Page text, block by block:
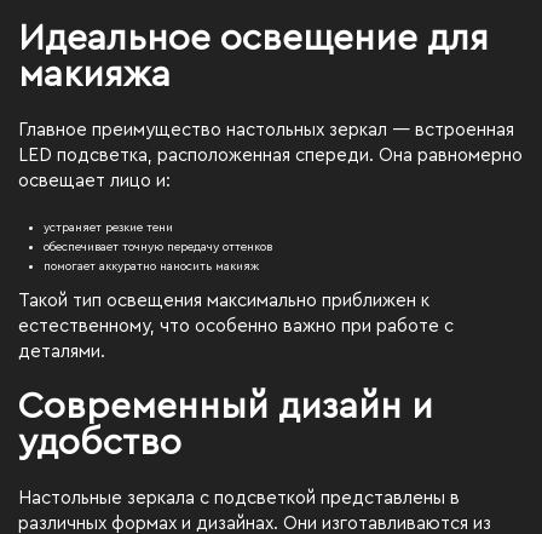
Идеальное освещение для
макияжа
Главное преимущество настольных зеркал — встроенная
LED подсветка, расположенная спереди. Она равномерно
освещает лицо и:
устраняет резкие тени
обеспечивает точную передачу оттенков
помогает аккуратно наносить макияж
Такой тип освещения максимально приближен к
естественному, что особенно важно при работе с
деталями.
Современный дизайн и
удобство
Настольные зеркала с подсветкой представлены в
различных формах и дизайнах. Они изготавливаются из